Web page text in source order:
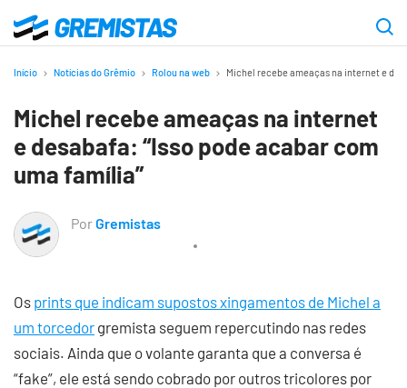
para
principal
Gremistas
Início Notícias do Grêmio Rolou na web Michel recebe ameaças na internet e
Michel recebe ameaças na internet
e desabafa: “Isso pode acabar com
uma família”
PorGremistas
Os prints que indicam supostos xingamentos de Michel a
um torcedor gremista seguem repercutindo nas redes
sociais. Ainda que o volante garanta que a conversa é
“fake”, ele está sendo cobrado por outros tricolores por